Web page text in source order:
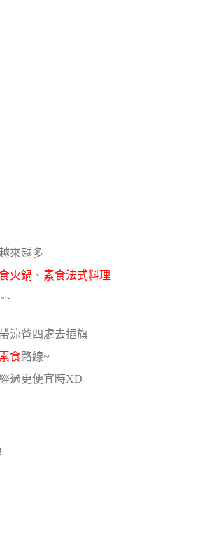
來越多
火鍋 、 素食法式料理
涼爸四處去插旗
食路線~
過更便宜時XD